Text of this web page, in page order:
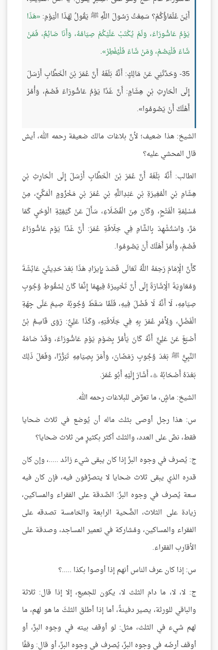
أَيْنَ عُلَمَاؤُكُمْ؟ سَمِعْتُ رَسُولَ اللَّهِ ﷺ يَقُولُ لِهَذَا الْيَوْمِ: هَذَا
يَوْمُ عَاشُورَاءَ، وَلَمْ يُكْتَبْ عَلَيْكُمْ صِيَامُهُ، وَأَنَا صَائِمٌ، فَمَنْ
شَاءَ فَلْيَصُمْ، وَمَنْ شَاءَ فَلْيُفْطِرْ .
35- وَحَدَّثَنِي عَنْ مَالِكٍ: أَنَّهُ بَلَغَهُ أَنَّ عُمَرَ بْنَ الْخَطَّابِ أَرْسَلَ
إِلَى الْحَارِثِ بْنِ هِشَامٍ: أَنَّ غَدًا يَوْمُ عَاشُورَاءَ فَصُمْ، وَأْمُرْ
أَهْلَكَ أَنْ يَصُومُوا».
الشيخ: هذا ضعيف؛ لأنَّ بلاغات مالك ضعيفة رحمه الله، أيش
قال المحشي عليه؟
الطالب: أَنَّهُ بَلَغَهُ أَنَّ عُمَرَ بْنَ الْخَطَّابِ أَرْسَلَ إِلَى الْحَارِثِ بْنِ
هِشَامِ بْنِ الْمُغِيرَةِ بْنِ عَبْدِاللَّهِ بْنِ عُمَرَ بْنِ مَخْزُومٍ الْمَكِّيِّ، مِنْ
مُسْلِمَةِ الْفَتْحِ، وَكَانَ مِنَ الْفُضَلَاءِ، سَأَلَ عَنْ كَيْفِيَّةِ الْوَحْيِ كَمَا
مَرَّ، وَاسْتُشْهِدَ بِالشَّامِ فِي خِلَافَةِ عُمَرَ: أَنَّ غَدًا يَوْم عَاشُورَاءَ
فَصُمْ، وَأْمُرْ أَهْلَكَ أَنْ يَصُومُوا.
كَأَنَّ الْإِمَامَ رَحِمَهُ اللَّهُ تَعَالَى قَصَدَ بِإِيرَادِ هَذَا بَعْدَ حَدِيثَيْ عَائِشَةَ
وَمُعَاوِيَةَ الْإِشَارَةَ إِلَى أَنَّ تَخْيِيرَهُ فِيهِمَا إِنَّمَا كَانَ لِسُقُوطِ وُجُوبِ
صِيَامِهِ، لَا أَنَّهُ لَا فَضْلَ فِيهِ، فَلَمَّا سَقَطَ وُجُوبُهُ صِيمَ عَلَى جِهَةِ
الْفَضْلِ، وَلِأَمْرِ عُمَرَ بِهِ فِي خِلَافَتِهِ، وَكَذَا عَلِيٌّ: رَوَى قَاسِمُ بْنُ
أَصْبَغَ عَنْ عَلِيٍّ أَنَّهُ كَانَ يَأْمُرُ بِصَوْمِ يَوْمِ عَاشُورَاءَ، وَقَدْ صَامَهُ
النَّبِيُّ ﷺ بَعْدَ وُجُوبِ رَمَضَانَ، وَأَمَرَ بِصِيَامِهِ تَبَرُّرًا، وَفَعَلَ ذَلِكَ
بَعْدَهُ أَصْحَابُهُ ، أَشَارَ إِلَيْهِ أَبُو عُمَرَ.
الشيخ: ماشٍ، ما تعرَّض للبلاغات رحمه الله.
س: هذا رجل أوصى بثلث ماله أن يُوضع في ثلاث ضحايا
فقط، نصَّ على العدد، والثلث أكثر بكثيرٍ من ثلاث ضحايا؟
ج: يُصرف في وجوه البرِّ إذا كان يبقى شيء زائد .....، وإن كان
قدره الذي يبقى ثلاث ضحايا لا يتصرَّفون فيه، فإن كان فيه
سعة يُصرف في وجوه البرِّ: الصَّدقة على الفقراء والمساكين،
زيادة على الثلاث، الضَّحية الرابعة والخامسة تصدقه على
الفقراء والمساكين، ومُشاركة في تعمير المساجد، وصدقة على
الأقارب الفقراء.
س: إذا كان عرف الناس أنهم إذا أوصوا بكذا .....؟
ج: لا، لا، ما دام الثلث لا، يكون للجميع، إلا إذا قال: ثلاثة
والباقي للورثة، يصير دفينةً، أما إذا أطلق الثلثَ ما هو لهم، ما
لهم شيء في الثلث، مثل: لو أوقف بيته في وجوه البرِّ، أو
أوقف أرضَه في وجوه البرِّ، يُصرف في وجوه البرِّ، أو قال: وقفًا